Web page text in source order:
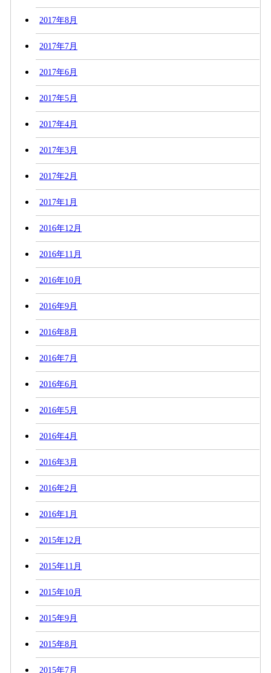
2017年8月
2017年7月
2017年6月
2017年5月
2017年4月
2017年3月
2017年2月
2017年1月
2016年12月
2016年11月
2016年10月
2016年9月
2016年8月
2016年7月
2016年6月
2016年5月
2016年4月
2016年3月
2016年2月
2016年1月
2015年12月
2015年11月
2015年10月
2015年9月
2015年8月
2015年7月